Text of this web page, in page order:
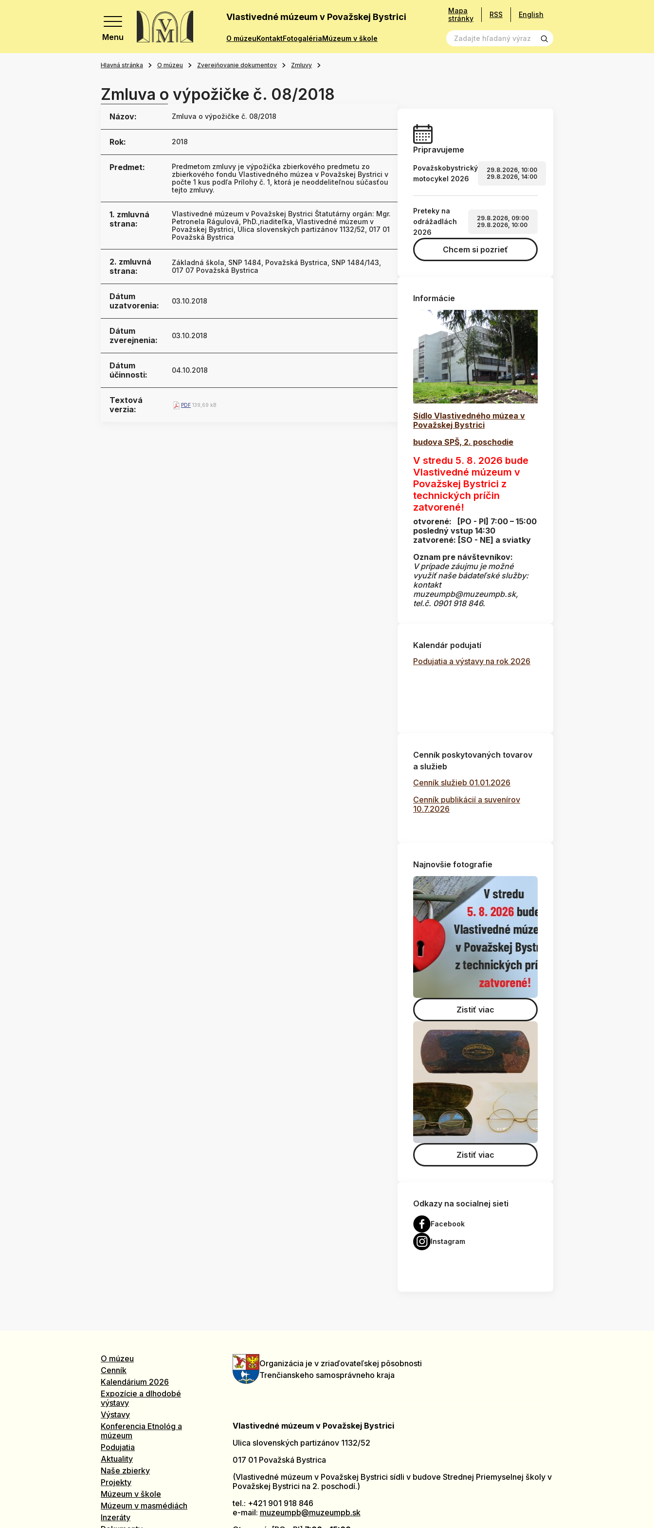
Menu
Vlastivedné múzeum v Považskej Bystrici
O múzeuKontaktFotogalériaMúzeum v škole
Mapa
stránky
RSS English
Hlavná stránka O múzeu Zverejňovanie dokumentov Zmluvy
Zmluva o výpožičke č. 08/2018
Názov: Zmluva o výpožičke č. 08/2018
Rok: 2018
Predmet:
Predmetom zmluvy je výpožička zbierkového predmetu zo
zbierkového fondu Vlastivedného múzea v Považskej Bystrici v
počte 1 kus podľa Prílohy č. 1, ktorá je neoddeliteľnou súčasťou
tejto zmluvy.
1. zmluvná
strana:
Vlastivedné múzeum v Považskej Bystrici Štatutárny orgán: Mgr.
Petronela Rágulová, PhD.,riaditeľka, Vlastivedné múzeum v
Považskej Bystrici, Ulica slovenských partizánov 1132/52, 017 01
Považská Bystrica
2. zmluvná
strana:
Základná škola, SNP 1484, Považská Bystrica, SNP 1484/143,
017 07 Považská Bystrica
Dátum
uzatvorenia:
03.10.2018
Dátum
zverejnenia:
03.10.2018
Dátum
účinnosti:
04.10.2018
Textová
verzia:
PDF 139,69 kB
Pripravujeme
Považskobystrický
motocykel 2026
29.8.2026, 10:00
29.8.2026, 14:00
Preteky na
odrážadlách
2026
29.8.2026, 09:00
29.8.2026, 10:00
Chcem si pozrieť
Informácie
Sídlo Vlastivedného múzea v
Považskej Bystrici
budova SPŠ, 2. poschodie
V stredu 5. 8. 2026 bude
Vlastivedné múzeum v
Považskej Bystrici z
technických príčin
zatvorené!
otvorené: [PO - PI] 7:00 – 15:00
posledný vstup 14:30
zatvorené: [SO - NE] a sviatky
Oznam pre návštevníkov:
V prípade záujmu je možné
využiť naše bádateľské služby:
kontakt
muzeumpb@muzeumpb.sk,
tel.č. 0901 918 846.
Kalendár podujatí
Podujatia a výstavy na rok 2026
Cenník poskytovaných tovarov
a služieb
Cenník služieb 01.01.2026
Cenník publikácií a suvenírov
10.7.2026
Najnovšie fotografie
Zistiť viac
Zistiť viac
Odkazy na socialnej sieti
Facebook
Instagram
O múzeu
Cenník
Kalendárium 2026
Expozície a dlhodobé
výstavy
Výstavy
Konferencia Etnológ a
múzeum
Podujatia
Aktuality
Naše zbierky
Projekty
Múzeum v škole
Múzeum v masmédiách
Inzeráty
Organizácia je v zriaďovateľskej pôsobnosti
Trenčianskeho samosprávneho kraja
Vlastivedné múzeum v Považskej Bystrici
Ulica slovenských partizánov 1132/52
017 01 Považská Bystrica
(Vlastivedné múzeum v Považskej Bystrici sídli v budove Strednej Priemyselnej školy v
Považskej Bystrici na 2. poschodí.)
tel.: +421 901 918 846
e-mail: muzeumpb@muzeumpb.sk